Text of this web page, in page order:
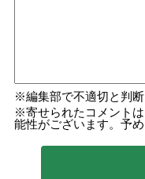
編集部で不適切と判
寄せられたコメント
能性がございます。予め